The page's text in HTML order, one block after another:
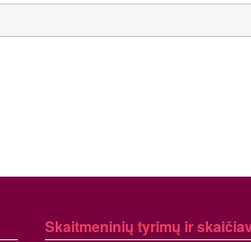
Skaitmeninių tyrimų ir